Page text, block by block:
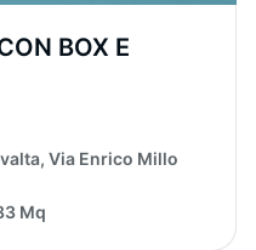
BOX E
Via Enrico Millo
Mq